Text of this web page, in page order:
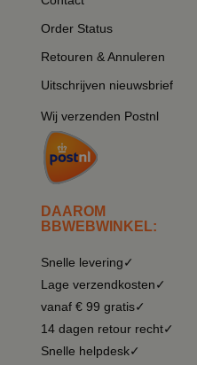
Order Status
Retouren & Annuleren
Uitschrijven nieuwsbrief
Wij verzenden Postnl
DAAROM
BBWEBWINKEL:
Snelle levering✓
Lage verzendkosten✓
vanaf € 99 gratis✓
14 dagen retour recht✓
Snelle helpdesk✓